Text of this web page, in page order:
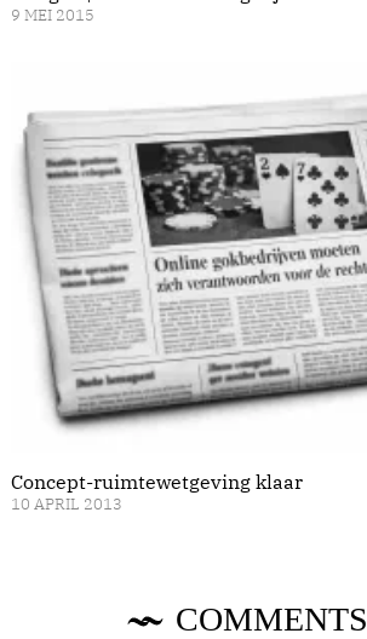
9 MEI 2015
Concept-ruimtewetgeving klaar
10 APRIL 2013
COMMENTS